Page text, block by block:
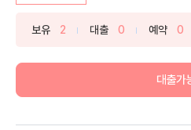
보유 2 대출 0 예약 0
대출가